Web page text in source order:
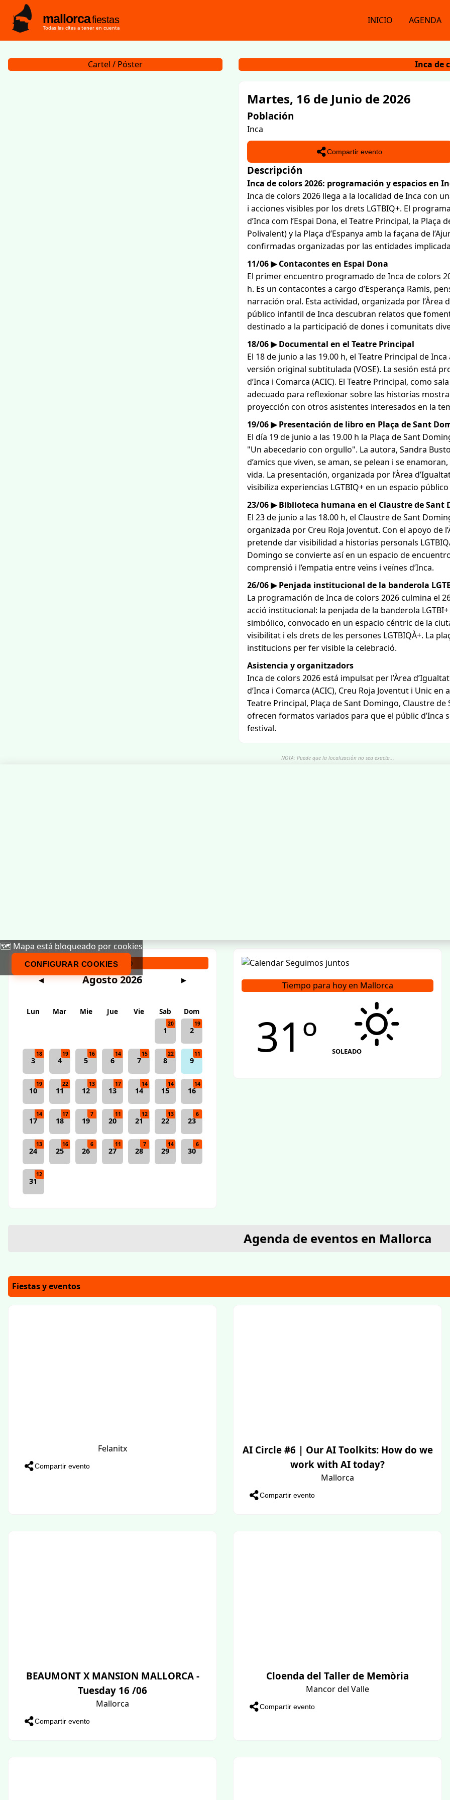
mallorcafiestas
Todas las citas a tener en cuenta
INICIO AGENDA
Cartel / Póster Inca de
Martes, 16 de Junio de 2026
Población
Inca
Compartir evento
Descripción
Inca de colors 2026: programación y espacios en
Inca de colors 2026 llega a la localidad de Inca con
i acciones visibles por los drets LGTBIQ+. El
d’Inca com l’Espai Dona, el Teatre Principal, la
Polivalent) y la Plaça d’Espanya amb la façana de
confirmadas organizadas por las entidades
11/06 ▶ Contacontes en Espai Dona
El primer encuentro programado de Inca de colors
h. Es un contacontes a cargo d’Esperança Ramis,
narración oral. Esta actividad, organizada por
público infantil de Inca descubran relatos que
destinado a la participació de dones i comunitats
18/06 ▶ Documental en el Teatre Principal
El 18 de junio a las 19.00 h, el Teatre Principal de
versión original subtitulada (VOSE). La sesión está
d’Inca i Comarca (ACIC). El Teatre Principal, como
adecuado para reflexionar sobre las historias
proyección con otros asistentes interesados en la
19/06 ▶ Presentación de libro en Plaça de Sant
El día 19 de junio a las 19.00 h la Plaça de Sant
"Un abecedario con orgullo". La autora, Sandra
d’amics que viven, se aman, se pelean i se
vida. La presentación, organizada por l’Àrea
visibiliza experiencias LGTBIQ+ en un espacio
23/06 ▶ Biblioteca humana en el Claustre de Sant
El 23 de junio a las 18.00 h, el Claustre de Sant
organizada por Creu Roja Joventut. Con el apoyo de
pretende dar visibilidad a historias personals
Domingo se convierte así en un espacio de
comprensió i l’empatia entre veïns i veïnes d’Inca.
26/06 ▶ Penjada institucional de la banderola
La programación de Inca de colors 2026 culmina el
acció institucional: la penjada de la banderola
simbólico, convocado en un espacio céntric de la
visibilitat i els drets de les persones LGTBIQÀ+. La
institucions per fer visible la celebració.
Asistencia y organitzadors
Inca de colors 2026 está impulsat per l’Àrea
d’Inca i Comarca (ACIC), Creu Roja Joventut i Unic
Teatre Principal, Plaça de Sant Domingo, Claustre
ofrecen formatos variados para que el públic
festival.
NOTA: Puede que la localización no sea exacta...
🗺️ Mapa está bloqueado por cookies
CONFIGURAR COOKIES
Calendario
◀ Agosto 2026 ▶
Lun Mar Mie Jue Vie Sab
Dom
1
20
2
19
3
18
4
19
5
16
6
14
7
15
8
22
9
11
10
19
11
22
12
13
13
17
14
14
15
14
16
14
17
14
18
17
19
7
20
11
21
12
22
13
23
6
24
13
25
16
26
6
27
11
28
7
29
14
30
6
31
12
Tiempo para hoy en Mallorca
31º SOLEADO
Agenda de eventos en Mallorca
Fiestas y eventos
Felanitx
Compartir evento
AI Circle #6 | Our AI Toolkits: How do we
work with AI today?
Mallorca
Compartir evento
BEAUMONT X MANSION MALLORCA -
Tuesday 16 /06
Mallorca
Compartir evento
Cloenda del Taller de Memòria
Mancor del Valle
Compartir evento